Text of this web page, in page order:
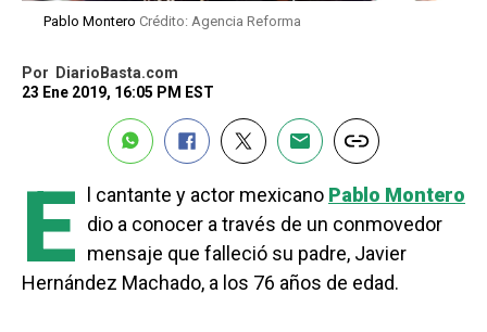
Pablo Montero Crédito: Agencia Reforma
Por
DiarioBasta.com
23 Ene 2019, 16:05 PM EST
E l cantante y actor mexicano Pablo Montero
dio a conocer a través de un conmovedor
mensaje que falleció su padre, Javier
Hernández Machado, a los 76 años de edad.